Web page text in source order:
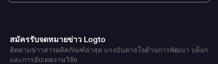
สมัครรับจดหมายข่าว Logto
ติดตามข่าวสารผลิตภัณฑ์ล่าสุด แรงบันดาลใจด้านการพัฒนา บล็อก
และการอัปเดตงานวิจัย